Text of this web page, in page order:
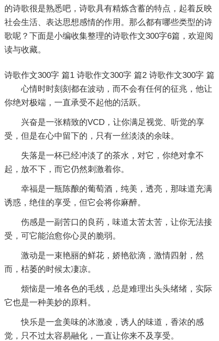
的诗歌很是熟悉吧，诗歌具有精炼含蓄的特点，起着反映
社会生活、表达思想感情的作用。那么都有哪些类型的诗
歌呢？下面是小编收集整理的诗歌作文300字6篇，欢迎阅
读与收藏。
诗歌作文300字 篇1
心情时时刻刻都在波动，而不会有任何的征兆，他让
你绝对极端，一直承受不起他的活跃。
兴奋是一张精致的VCD，让你满足视觉、听觉的享
受，但是在心中留下的，只有一丝淡淡的余味。
失落是一杯已经冲淡了的茶水，对它，你绝对拿不
起，放不下，而它仍然刺激着你。
幸福是一瓶陈酿的葡萄酒，纯美，透亮，那味道充满
诱惑，绝佳的享受，但它会将你麻醉。
伤感是一副苦口的良药，味道太苦太苦，让你无法接
受，可它能治愈你心灵的脆弱。
激动是一束艳丽的鲜花，娇艳欲滴，激情四射，然
而，枯萎的时候太凄凉。
烦恼是一堆各色的毛线，总是难理出头头绪绪，实际
它也是一种美妙的原料。
快乐是一盒美味的冰激凌，诱人的味道，香浓的感
觉，只不过太容易融化，一直让你来不及享受。
诗歌作文300字 篇2 诗歌作文300字 篇